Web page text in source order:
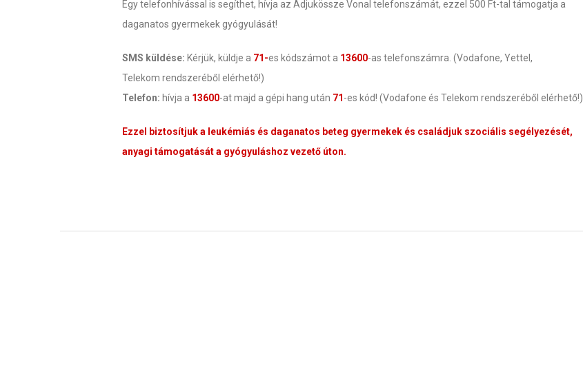
Egy telefonhívással is segíthet, hívja az Adjukössze Vonal telefonszámát, ezzel 500 Ft-tal támogatja a
daganatos gyermekek gyógyulását!
SMS küldése: Kérjük, küldje a 71-es kódszámot a 13600-as telefonszámra. (Vodafone, Yettel,
Telekom rendszeréből elérhető!)
Telefon: hívja a 13600-at majd a gépi hang után 71-es kód! (Vodafone és Telekom rendszeréből elérhető!)
Ezzel biztosítjuk a leukémiás és daganatos beteg gyermekek és családjuk szociális segélyezését,
anyagi támogatását a gyógyuláshoz vezető úton.